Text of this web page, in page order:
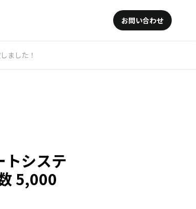
お問い合わせ
ました！
トシステ
5,000